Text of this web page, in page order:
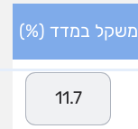
משקל במדד (%)
11.7